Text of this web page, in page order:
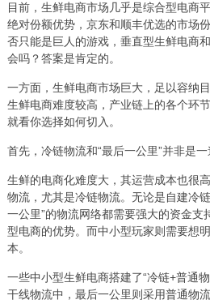
目前，生鲜电商市场几乎是综合型电商
绝对份额优势，京东和顺丰优选的市场
否只能是巨人的游戏，垂直型生鲜电商
会吗？答案是肯定的。
一方面，生鲜电商市场巨大，足以容纳
生鲜电商难度较高，产业链上的各个环
就看你选择如何切入。
首先，冷链物流和“最后一公里”并非是一
生鲜的电商化难度大，其运营成本也很
物流，尤其是冷链物流。无论是自建冷
一公里”的物流网络都需要强大的资金支
型电商的优势。而中小型玩家则需要想
本。
一些中小型生鲜电商搭建了“冷链+普通
干线物流中，最后一公里则采用普通物